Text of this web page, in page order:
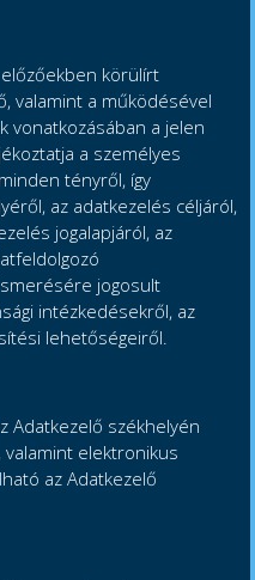
körülírt
valamint a működésével
vonatkozásában a jelen
a személyes
tényről, így
az adatkezelés céljáról,
jogalapjáról, az
jogosult
intézkedésekről, az
lehetőségeiről.
Adatkezelő székhelyén
elektronikus
az Adatkezelő